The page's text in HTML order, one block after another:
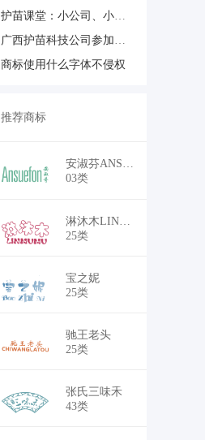
护苗课堂：小公司、小商户需不需要注册商标？
广西护苗科技公司参加国家千名知识产权代理人才培养活动
商标使用什么字体不侵权
推荐商标
安淑芬ANSUEFON
03类
￥18,700
淋沐木LINMUMU
25类
￥16,500
宝之妮
25类
￥18,700
驰王老头
25类
￥18,700
张氏三味禾
43类
￥30,250